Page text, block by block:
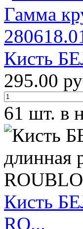
Кисть
295.00
61 шт. в
Кисть
RO...